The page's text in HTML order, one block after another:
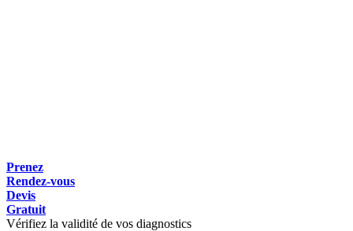
Prenez
Rendez-vous
Devis
Gratuit
Vérifiez la validité de vos diagnostics